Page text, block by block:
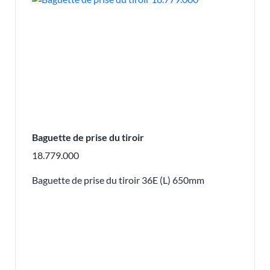
Baguette de prise du tiroir
18.779.000
Baguette de prise du tiroir 36E (L) 650mm